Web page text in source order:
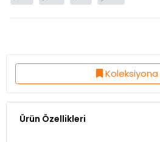
Koleksiyona
Ürün Özellikleri